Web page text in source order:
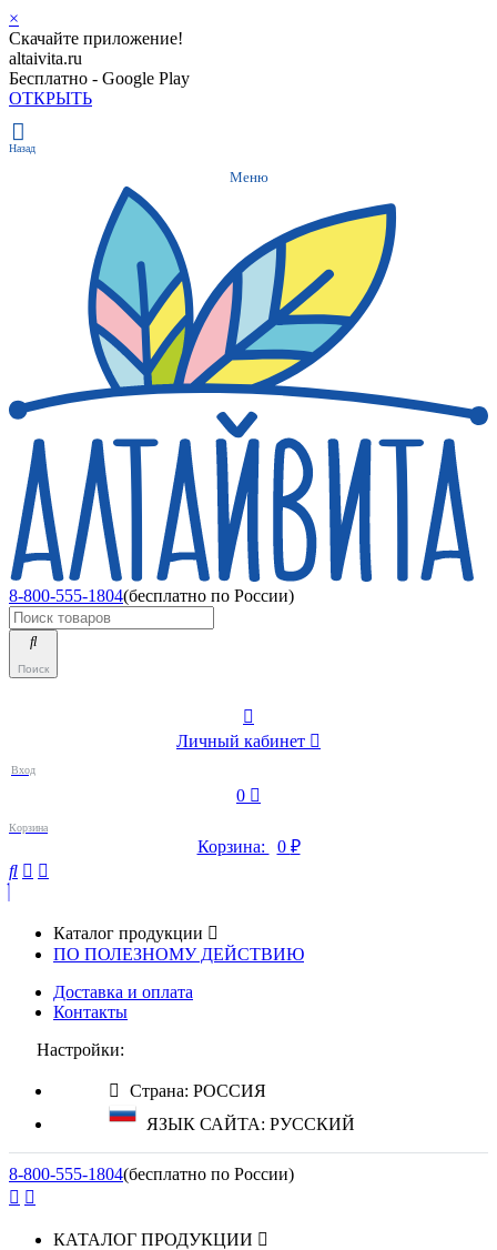
×
Скачайте приложение!
altaivita.ru
Бесплатно - Google Play
ОТКРЫТЬ
Назад
Меню
8-800-555-1804(бесплатно по России)
Поиск
Личный кабинет
Вход
0
Корзина
Корзина: 0 ₽
Каталог продукции
ПО ПОЛЕЗНОМУ ДЕЙСТВИЮ
Доставка и оплата
Контакты
Настройки:
Страна: РОССИЯ
ЯЗЫК САЙТА: РУССКИЙ
8-800-555-1804(бесплатно по России)
КАТАЛОГ ПРОДУКЦИИ